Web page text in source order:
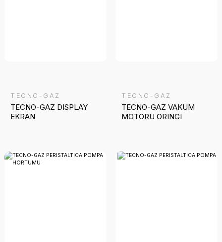
TECNO-GAZ
TECNO-GAZ DISPLAY
EKRAN
TECNO-GAZ
TECNO-GAZ VAKUM
MOTORU ORINGI